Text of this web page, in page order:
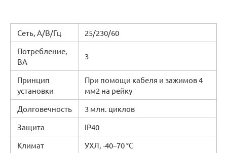
Сеть, А/В/Гц
25/230/60
Потребление,
ВА
3
Принцип
установки
При помощи кабеля и зажимов 4
мм2 на рейку
Долговечность
3 млн. циклов
Защита
IP40
Климат
УХЛ, -40–70 °C